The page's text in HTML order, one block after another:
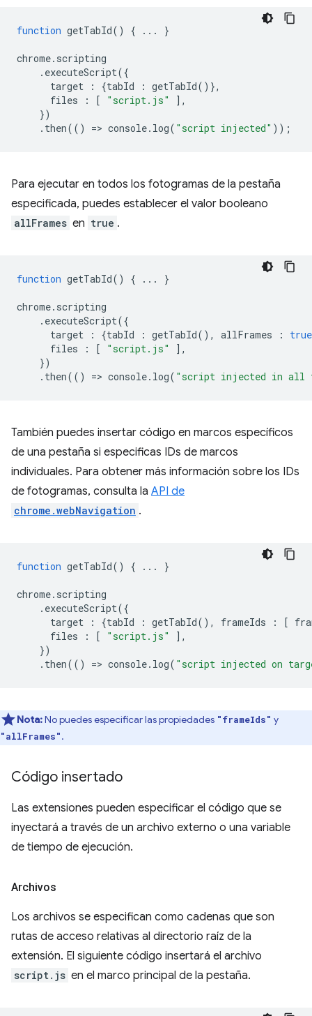
function getTabId() { ... }
chrome. scripting
. executeScript({
target
: {tabId : getTabId()},
files
: [ "script.js"
],
})
. then(() => console. log( "script injected" ));
Para ejecutar en todos los fotogramas de la pestaña
especificada, puedes establecer el valor booleano
allFrames en true .
function getTabId() { ... }
chrome. scripting
. executeScript({
target
: {tabId : getTabId(), allFrames :
true
files
: [ "script.js"
],
})
. then(() => console. log( "script injected in all
También puedes insertar código en marcos específicos
de una pestaña si especificas IDs de marcos
individuales. Para obtener más información sobre los IDs
de fotogramas, consulta la API de
chrome.webNavigation .
function getTabId() { ... }
chrome. scripting
. executeScript({
target
: {tabId : getTabId(), frameIds : [
files
: [ "script.js"
],
})
. then(() => console. log( "script injected on
Nota:No puedes especificar las propiedades "frameIds" y
"allFrames".
Código insertado
Las extensiones pueden especificar el código que se
inyectará a través de un archivo externo o una variable
de tiempo de ejecución.
Archivos
Los archivos se especifican como cadenas que son
rutas de acceso relativas al directorio raíz de la
extensión. El siguiente código insertará el archivo
script.js en el marco principal de la pestaña.